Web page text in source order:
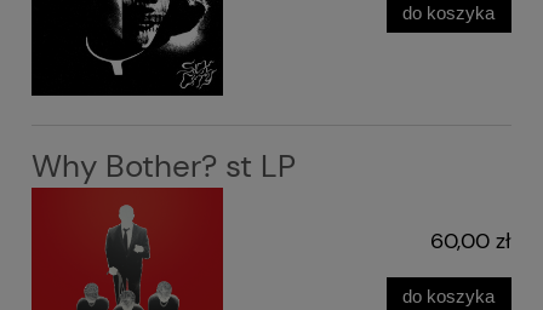
do koszyka
Why Bother? st LP
60,00 zł
do koszyka